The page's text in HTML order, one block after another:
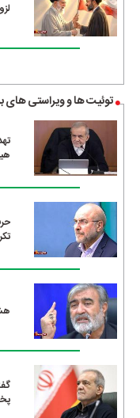
توئیت ها و ویراستی های